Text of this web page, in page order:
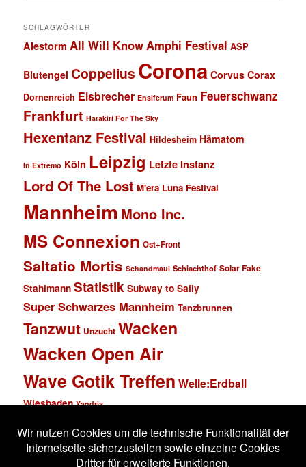
SCHLAGWÖRTER
Alestorm All Will Know Amphi Festival ASP
Blutengel Coppelius Corona Corvus Corax
Dornenreich Eisbrecher Ensiferum Faun Feuerschwanz
Frankfurt Harakiri For The Sky
Hexentanz Festival Hildesheim Hämatom
In Extremo Köln Leipzig Letzte Instanz
Lord Of The Lost M'era Luna Festival
Mannheim Mono Inc.
MS Connexion Ost+Front
Saltatio Mortis Schandmaul Schlachthof Solar Fake
Stahlmann Statistik Subway to Sally
Super Schwarzes Mannheim Tanzbrunnen
Tanzwut Unzucht Wacken
Wacken Open Air
Wave Gotik Treffen Welle:Erdball
Wiesbaden Xandria
Impressum